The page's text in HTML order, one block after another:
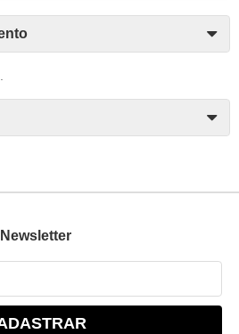
Newsletter